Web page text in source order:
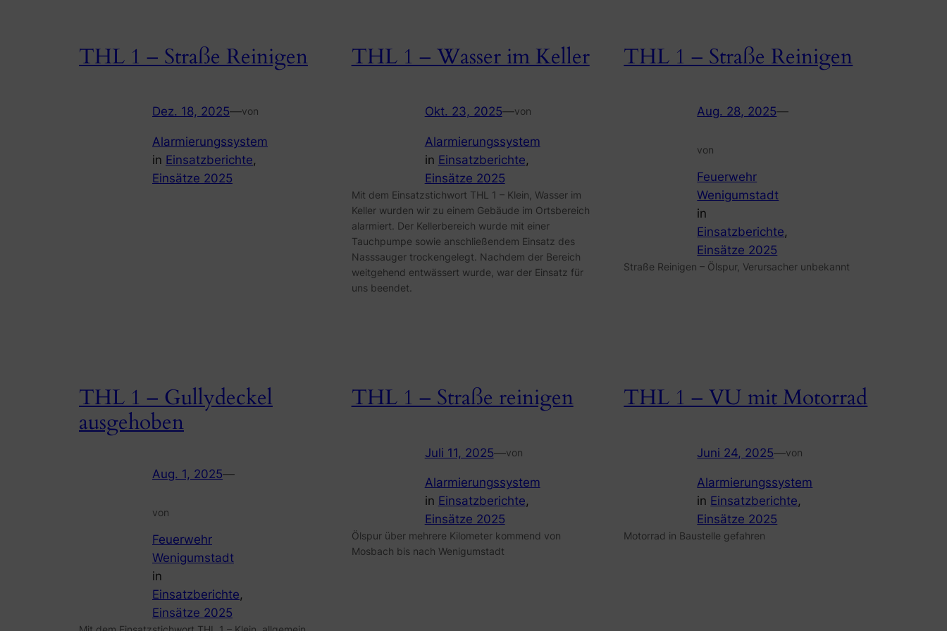
THL 1 – Straße Reinigen
Dez. 18, 2025—von
Alarmierungssystem
in Einsatzberichte
Einsätze 2025
THL 1 – Wasser im Keller
Okt. 23, 2025—von
Alarmierungssystem
in Einsatzberichte
Einsätze 2025
Mit dem Einsatzstichwort THL 1 – Klein, Wasser im
Keller wurden wir zu einem Gebäude im Ortsbereich
alarmiert. Der Kellerbereich wurde mit einer
Tauchpumpe sowie anschließendem Einsatz des
Nasssauger trockengelegt. Nachdem der Bereich
weitgehend entwässert wurde, war der Einsatz für
uns beendet.
THL 1 – Straße Reinigen
Aug. 28, 2025—
von
Feuerwehr
Wenigumstadt
in
Einsatzberichte
Einsätze 2025
Straße Reinigen – Ölspur, Verursacher unbekannt
THL 1 – Gullydeckel
ausgehoben
Aug. 1, 2025—
von
Feuerwehr
Wenigumstadt
in
Einsatzberichte
Einsätze 2025
THL 1 – Straße reinigen
Juli 11, 2025—von
Alarmierungssystem
in Einsatzberichte
Einsätze 2025
Ölspur über mehrere Kilometer kommend von
Mosbach bis nach Wenigumstadt
THL 1 – VU mit Motorrad
Juni 24, 2025—von
Alarmierungssystem
in Einsatzberichte
Einsätze 2025
Motorrad in Baustelle gefahren